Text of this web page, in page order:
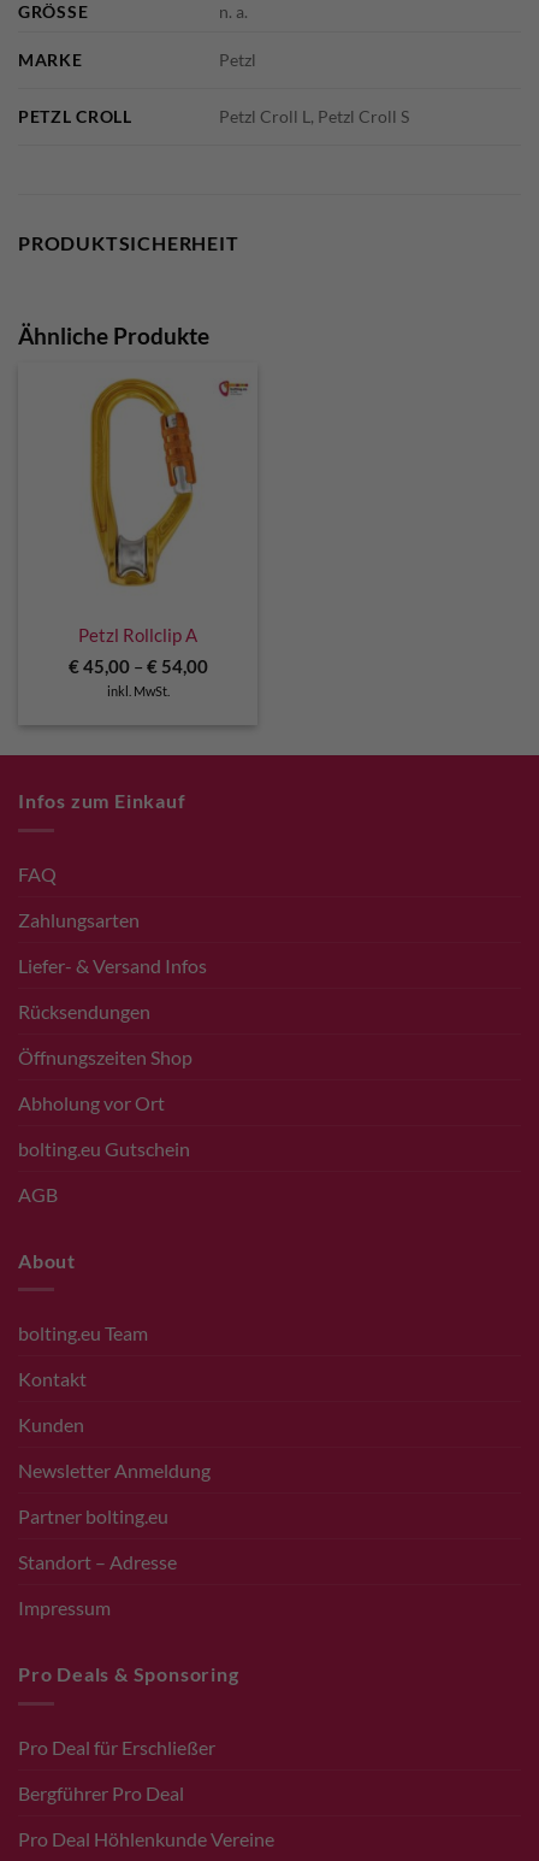
GRÖSSE
n. a.
MARKE Petzl
PETZL CROLL Petzl Croll L, Petzl Croll S
PRODUKTSICHERHEIT
Ähnliche Produkte
Petzl Rollclip A
€45,00– €54,00
inkl. MwSt.
Infos zum Einkauf
FAQ
Zahlungsarten
Liefer- & Versand Infos
Rücksendungen
Öffnungszeiten Shop
Abholung vor Ort
bolting.eu Gutschein
AGB
About
bolting.eu Team
Kontakt
Kunden
Newsletter Anmeldung
Partner bolting.eu
Standort – Adresse
Impressum
Pro Deals & Sponsoring
Pro Deal für Erschließer
Bergführer Pro Deal
Pro Deal Höhlenkunde Vereine